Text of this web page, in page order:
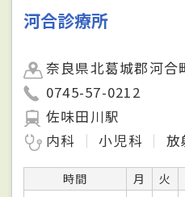
河合診療所
奈良県北葛城郡河合
0745-57-0212
佐味田川駅
内科
小児科 放
時間 月 火